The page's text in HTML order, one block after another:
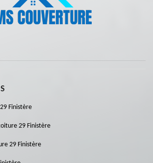
Finistère
29 Finistère
29 Finistère